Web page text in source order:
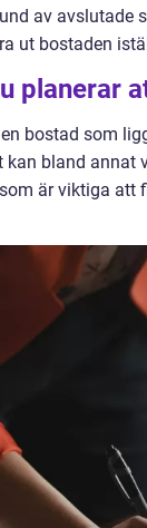
av avslutade
ut bostaden
planerar
bostad som
bland annat
är viktiga att